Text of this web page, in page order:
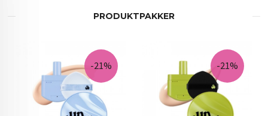
PRODUKTPAKKER
-21% -21%